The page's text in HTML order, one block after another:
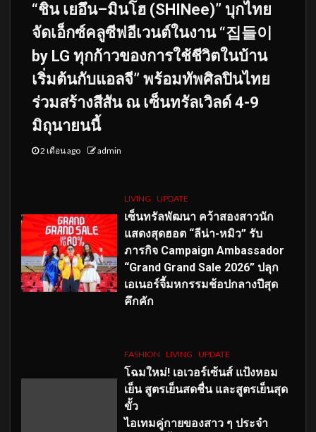
“ชิน เยอึน–มินโฮ (SHINee)” บุกไทย
จัดเอ็กซ์คลูซีฟอีเวนต์ในงาน “집들이
by LG ทุกก้าวของการใช้ชีวิตในบ้าน
เริ่มต้นกับแอลจี” พร้อมทัพศิลปินไทย
ร่วมสร้างสีสัน ณ เซ็นทรัลเวิลด์ 4-9
มิถุนายนนี้
2 เดือน ago admin
LIVING UPDATE
เซ็นทรัลพัฒนา คว้าสองสาวนัก
แสดงสุดฮอต “ลีน่า-หมิว” รับ
ภารกิจ Campaign Ambassador
“Grand Grand Sale 2026” ปลุก
เอเนอร์จี้มหกรรมช้อปกลางปีสุด
คึกคัก
FASHION LIVING UPDATE
โฉมใหม่! เอเวอร์เซ้นส์ แป้งหอม
เย็น สูตรเย็นสดชื่น และสูตรเย็นสุด
ขั้ว
ไอเทมคู่กายของสาว ๆ ประจำ